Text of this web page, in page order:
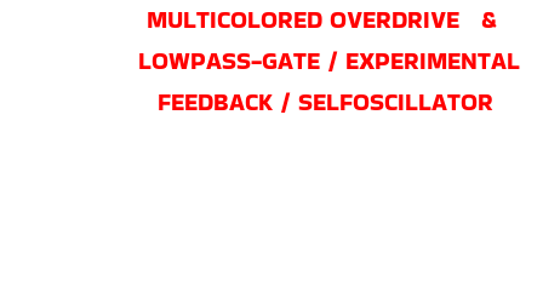
MULTICOLORED OVERDRIVE &
LOWPASS-GATE / EXPERIMENTAL
FEEDBACK / SELFOSCILLATOR